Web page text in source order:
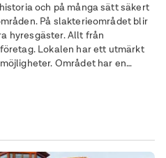
och på många sätt säkert
På slakterieområdet blir
hyresgäster. Allt från
Lokalen har ett utmärkt
Området har en
flöde av matgäster från